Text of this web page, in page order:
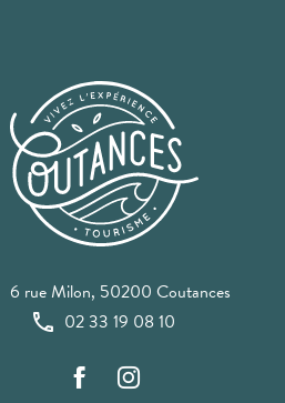
6 rue Milon, 50200 Coutances
02 33 19 08 10